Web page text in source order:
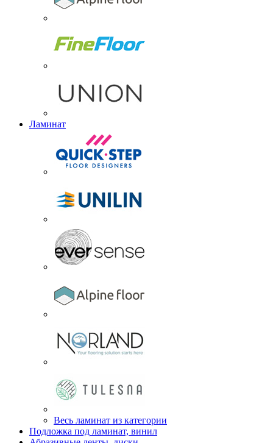
Ламинат
Весь ламинат из категории
Подложка под ламинат, винил